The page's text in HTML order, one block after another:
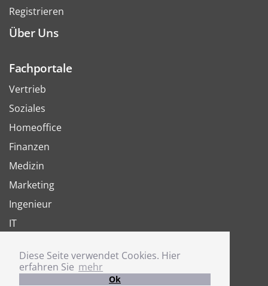
Diese Seite verwendet Cookies. Hier
erfahren Sie mehr
Ok
Registrieren
Über Uns
Fachportale
Vertrieb
Soziales
Homeoffice
Finanzen
Medizin
Marketing
Ingenieur
IT
Joboter